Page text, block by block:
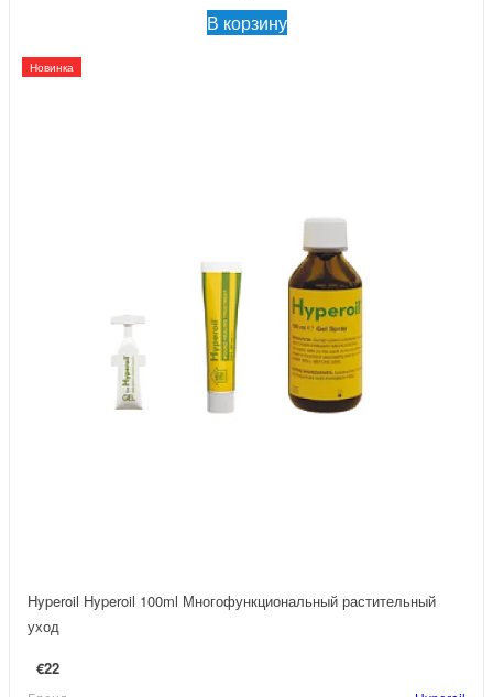
В корзину
Новинка
Hyperoil Hyperoil 100ml Многофункциональный растительный
уход
€22